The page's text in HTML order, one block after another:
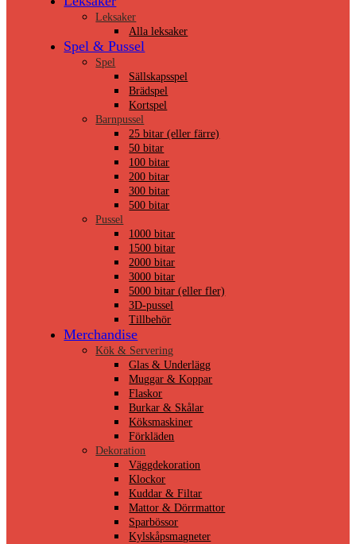
Leksaker
Alla leksaker
Spel & Pussel
Spel
Sällskapsspel
Brädspel
Kortspel
Barnpussel
25 bitar (eller färre)
50 bitar
100 bitar
200 bitar
300 bitar
500 bitar
Pussel
1000 bitar
1500 bitar
2000 bitar
3000 bitar
5000 bitar (eller fler)
3D-pussel
Tillbehör
Merchandise
Kök & Servering
Glas & Underlägg
Muggar & Koppar
Flaskor
Burkar & Skålar
Köksmaskiner
Förkläden
Dekoration
Väggdekoration
Klockor
Kuddar & Filtar
Mattor & Dörrmattor
Sparbössor
Kylskåpsmagneter